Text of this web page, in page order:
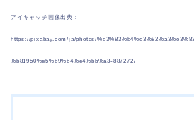
アイキャッチ画像出典：
https://pixabay.com/ja/photos/
%b81950%e5%b9%b4%e4%bb%a3-887272/